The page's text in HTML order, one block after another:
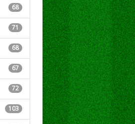
68
71
68
67
72
103